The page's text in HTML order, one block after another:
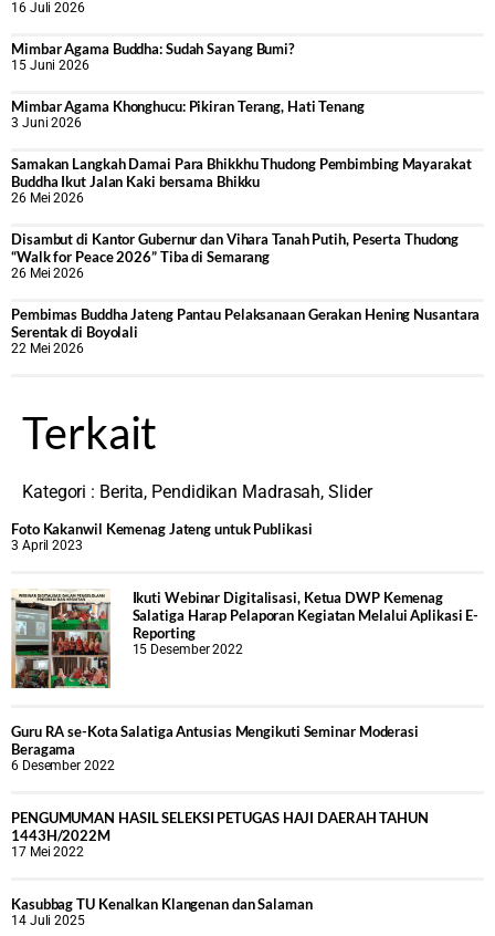
16 Juli 2026
Mimbar Agama Buddha: Sudah Sayang Bumi?
15 Juni 2026
Mimbar Agama Khonghucu: Pikiran Terang, Hati Tenang
3 Juni 2026
Samakan Langkah Damai Para Bhikkhu Thudong Pembimbing Mayarakat
Buddha Ikut Jalan Kaki bersama Bhikku
26 Mei 2026
Disambut di Kantor Gubernur dan Vihara Tanah Putih, Peserta Thudong
“Walk for Peace 2026” Tiba di Semarang
26 Mei 2026
‎Pembimas Buddha Jateng Pantau Pelaksanaan Gerakan Hening Nusantara
Serentak di Boyolali
22 Mei 2026
Terkait
Kategori : Berita, Pendidikan Madrasah,Slider
Foto Kakanwil Kemenag Jateng untuk Publikasi
3 April 2023
Ikuti Webinar Digitalisasi, Ketua DWP Kemenag
Salatiga Harap Pelaporan Kegiatan Melalui Aplikasi E-
Reporting
15 Desember 2022
Guru RA se-Kota Salatiga Antusias Mengikuti Seminar Moderasi
Beragama
6 Desember 2022
PENGUMUMAN HASIL SELEKSI PETUGAS HAJI DAERAH TAHUN
1443H/2022M
17 Mei 2022
Kasubbag TU Kenalkan Klangenan dan Salaman
14 Juli 2025